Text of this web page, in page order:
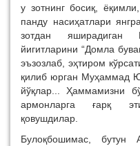
у зотнинг босиқ,
панду насиҳатлари
зотдан яширадиган
йигитларини “Домла
эъзозлаб, эҳтиром
қилиб юрган Муҳаммад
йўқлар... Ҳаммамизни
армонларга ғарқ
қовушдилар.
Булоқбошимас, бутун